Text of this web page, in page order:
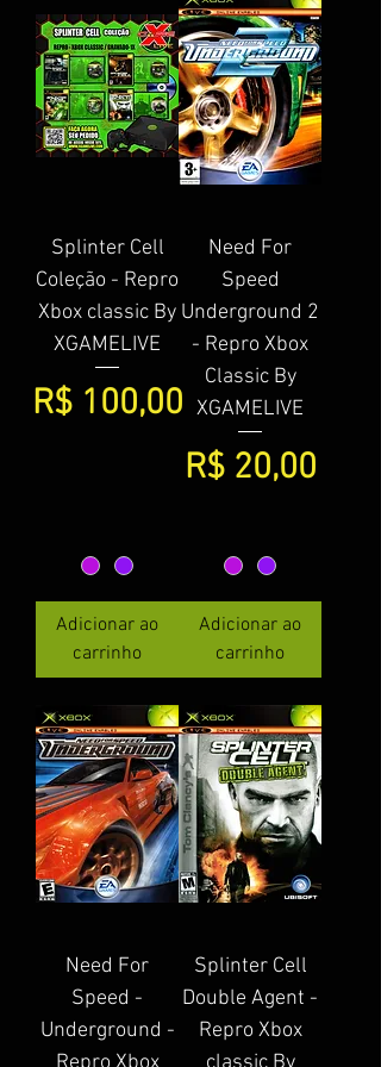
Splinter Cell
Coleção - Repro
Xbox classic By
XGAMELIVE
Preço
R$ 100,00
Adicionar ao
carrinho
Need For
Speed
Underground 2
- Repro Xbox
Classic By
XGAMELIVE
Preço
R$ 20,00
Adicionar ao
carrinho
Need For
Speed -
Underground -
Splinter Cell
Double Agent -
Repro Xbox